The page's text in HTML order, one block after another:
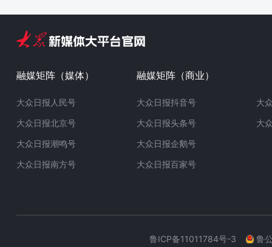
融媒矩阵（媒体）
大众日报人民号
大众日报北京号
大众日报潮鸣号
大众日报南方号
融媒矩阵（商业）
大众日报抖音号
大众日报头条号
大众日报企鹅号
大众日报百家号
大
大
鲁ICP备11011784号-3 鲁